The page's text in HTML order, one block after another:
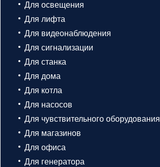
Для освещения
Для лифта
Для видеонаблюдения
Для сигнализации
Для станка
Для дома
Для котла
Для насосов
Для чувствительного оборудования
Для магазинов
Для офиса
Для генератора